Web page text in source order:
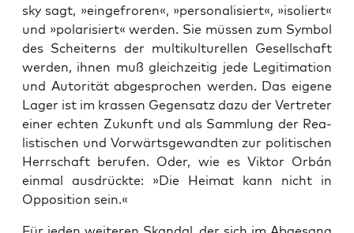
sky sagt, »ein­ge­fro­ren«, »per­so­na­li­siert«, »iso­liert«
und »pola­ri­siert« wer­den. Sie müs­sen zum Sym­bol
des Schei­terns der mul­ti­kul­tu­rel­len Gesell­schaft
wer­den, ihnen muß gleich­zei­tig jede Legi­ti­ma­ti­on
und Auto­ri­tät abge­spro­chen wer­den. Das eige­ne
Lager ist im kras­sen Gegen­satz dazu der Ver­tre­ter
einer ech­ten Zukunft und als Samm­lung der Rea­
lis­ti­schen und Vor­wärts­ge­wand­ten zur poli­ti­schen
Herr­schaft beru­fen. Oder, wie es Vik­tor Orbán
ein­mal aus­drück­te: »Die Hei­mat kann nicht in
Oppo­si­ti­on sein.«